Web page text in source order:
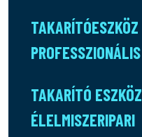
TAKARÍTÓESZKÖZ
PROFESSZIONÁLIS
TAKARÍTÓ ESZKÖZ
ÉLELMISZERIPARI